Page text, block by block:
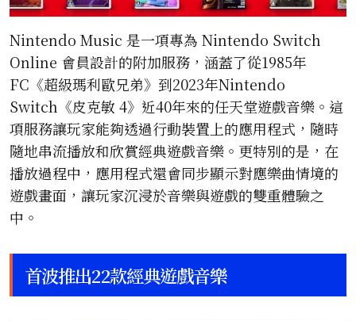
Nintendo Music 是一項專為 Nintendo Switch
Online 會員設計的附加服務，涵蓋了從1985年
FC《超級瑪利歐兄弟》到2023年Nintendo
Switch《皮克敏 4》近40年來的任天堂遊戲音樂。這
項服務讓玩家能夠透過行動裝置上的應用程式，隨時
隨地串流播放和欣賞經典遊戲音樂。更特別的是，在
播放過程中，應用程式還會同步顯示對應樂曲情境的
遊戲畫面，讓玩家沉浸於音樂與遊戲的雙重體驗之
中。
首波推出22款經典遊戲音樂